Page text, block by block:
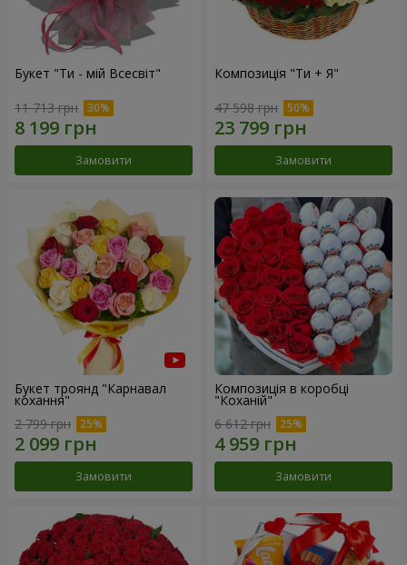
Букет "Ти - мій Всесвіт"
11 713 грн
Замовити
Композиція "Ти + Я"
47 598 грн
Замовити
Букет троянд "Карнавал
кохання"
2 799 грн
Замовити
Композиція в коробці
"Коханій"
6 612 грн
Замовити